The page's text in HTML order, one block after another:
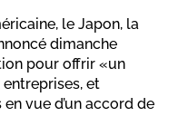
le Japon, la
dimanche
pour offrir «un
et
vue d’un accord de